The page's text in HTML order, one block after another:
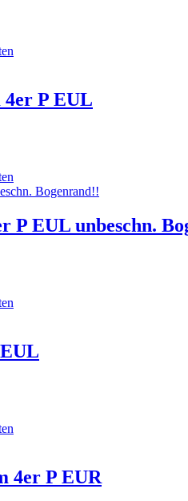
4er P EUL
P EUL unbeschn.
4er P EUR